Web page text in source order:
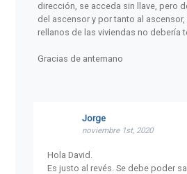
dirección, se acceda sin llave, pero
del ascensor y por tanto al
rellanos de las viviendas no debería
Gracias de antemano
Jorge
noviembre 1st, 2020
Hola David.
Es justo al revés. Se debe poder